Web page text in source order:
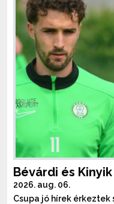
Bévárdi és
2026. aug. 06.
Csupa jó hírek